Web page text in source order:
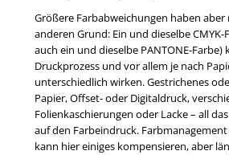
Größere Farbabweichungen haben aber
anderen Grund: Ein und dieselbe
auch ein und dieselbe PANTONE-Farbe)
Druckprozess und vor allem je nach
unterschiedlich wirken. Gestrichenes
Papier, Offset- oder Digitaldruck,
Folienkaschierungen oder Lacke – all
auf den Farbeindruck.
kann hier einiges kompensieren, aber